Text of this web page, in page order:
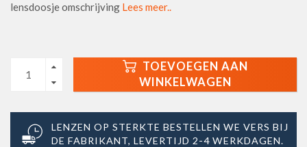
lensdoosje omschrijving Lees meer..
TOEVOEGEN AAN
WINKELWAGEN
LENZEN OP STERKTE BESTELLEN WE VERS BIJ
DE FABRIKANT, LEVERTIJD 2-4 WERKDAGEN.